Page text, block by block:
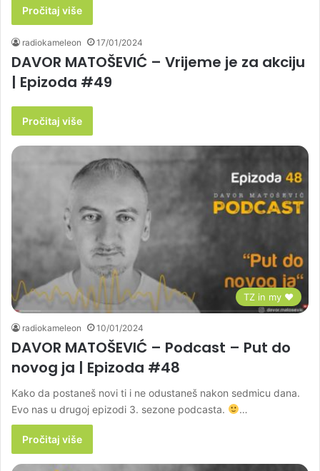
Pročitaj više
radiokameleon 17/01/2024
DAVOR MATOŠEVIĆ – Vrijeme je za akciju
| Epizoda #49
Pročitaj više
TZ in my ♥
radiokameleon 10/01/2024
DAVOR MATOŠEVIĆ – Podcast – Put do
novog ja | Epizoda #48
Kako da postaneš novi ti i ne odustaneš nakon sedmicu dana.
Evo nas u drugoj epizodi 3. sezone podcasta.
…
Pročitaj više